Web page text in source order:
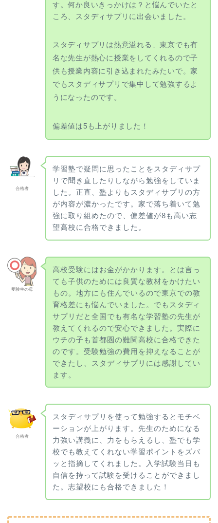
す。何か良いきっかけは？と悩んでいたと
ころ、スタディサプリに出会いました。
スタディサプリは熱意溢れる、東京でも有
名な先生が熱心に授業をしてくれるので子
供も授業内容に引き込まれたみたいで。家
でもスタディサプリで集中して勉強するよ
うになったのです。
偏差値は5も上がりました！
合格者
学習塾で疑問に思ったことをスタディサプ
リで聞き直したりしながら勉強をしていま
した。正直、塾よりもスタディサプリの方
が内容が濃かったです。家で落ち着いて勉
強に取り組めたので、偏差値が8も高い志
望高校に合格できました。
受験生の母
高校受験にはお金がかかります。とは言っ
ても子供のためには良質な教材をかけたい
もの。地方にも住んでいるので東京での教
育格差にも悩んでいました。でもスタディ
サプリだと全国でも有名な学習塾の先生が
教えてくれるので安心できました。実際に
ウチの子も首都圏の難関高校に合格できた
のです。受験勉強の費用を抑えなることが
できたし、スタディサプリには感謝してい
ます。
合格者
スタディサプリを使って勉強するとモチベ
ーションが上がります。先生のためになる
力強い講義に、力をもらえるし、塾でも学
校でも教えてくれない学習ポイントをズバ
ッと指摘してくれました。入学試験当日も
自信を持って試験を受けることができまし
た。志望校にも合格できました！